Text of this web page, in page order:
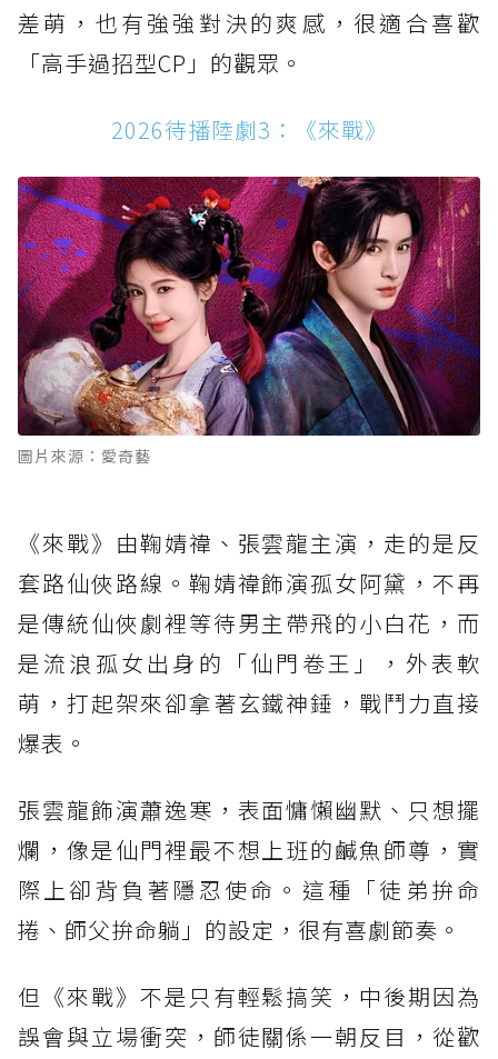
差萌，也有強強對決的爽感，很適合喜歡
「高手過招型CP」的觀眾。
2026待播陸劇3：《來戰》
圖片來源：愛奇藝
《來戰》由鞠婧禕、張雲龍主演，走的是反
套路仙俠路線。鞠婧禕飾演孤女阿黛，不再
是傳統仙俠劇裡等待男主帶飛的小白花，而
是流浪孤女出身的「仙門卷王」，外表軟
萌，打起架來卻拿著玄鐵神錘，戰鬥力直接
爆表。
張雲龍飾演蕭逸寒，表面慵懶幽默、只想擺
爛，像是仙門裡最不想上班的鹹魚師尊，實
際上卻背負著隱忍使命。這種「徒弟拚命
捲、師父拚命躺」的設定，很有喜劇節奏。
但《來戰》不是只有輕鬆搞笑，中後期因為
誤會與立場衝突，師徒關係一朝反目，從歡